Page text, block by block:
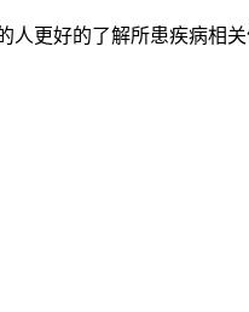
人更好的了解所患疾病相